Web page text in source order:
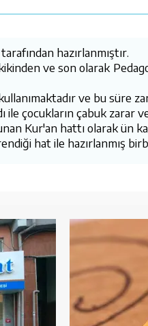
hazırlanmıştır.
ve son olarak
ve bu
ile çocukların çabuk
Kur'an hattı olarak ün
hat ile hazırlanmış